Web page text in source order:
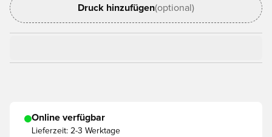
Druck hinzufügen(optional)
Online verfügbar
Lieferzeit: 2-3 Werktage